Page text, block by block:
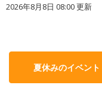
2026年8月8日 08:00更新
夏休みのイベン